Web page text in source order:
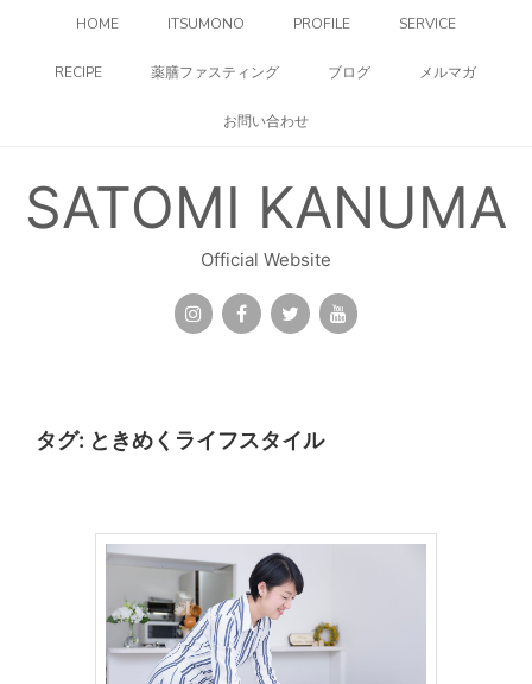
HOME ITSUMONO PROFILE SERVICE
RECIPE 薬膳ファスティング ブログ メルマガ
お問い合わせ
SATOMI KANUMA
Official Website
タグ: ときめくライフスタイル